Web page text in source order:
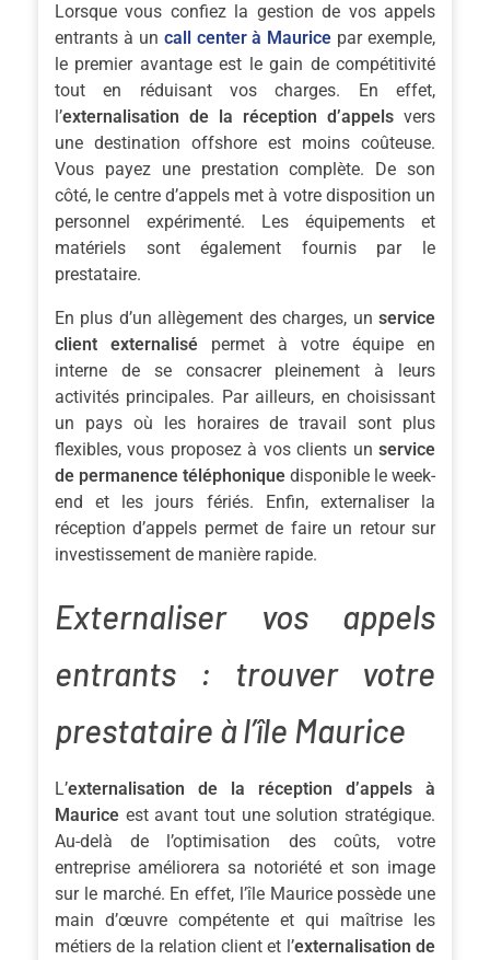
Lorsque vous confiez la gestion de vos appels
entrants à un call center à Maurice par exemple,
le premier avantage est le gain de compétitivité
tout en réduisant vos charges. En effet,
l’externalisation de la réception d’appels vers
une destination offshore est moins coûteuse.
Vous payez une prestation complète. De son
côté, le centre d’appels met à votre disposition un
personnel expérimenté. Les équipements et
matériels sont également fournis par le
prestataire.
En plus d’un allègement des charges, un service
client externalisé permet à votre équipe en
interne de se consacrer pleinement à leurs
activités principales. Par ailleurs, en choisissant
un pays où les horaires de travail sont plus
flexibles, vous proposez à vos clients un service
de permanence téléphonique disponible le week-
end et les jours fériés. Enfin, externaliser la
réception d’appels permet de faire un retour sur
investissement de manière rapide.
Externaliser vos appels
entrants : trouver votre
prestataire à l’île Maurice
L’externalisation de la réception d’appels à
Maurice est avant tout une solution stratégique.
Au-delà de l’optimisation des coûts, votre
entreprise améliorera sa notoriété et son image
sur le marché. En effet, l’île Maurice possède une
main d’œuvre compétente et qui maîtrise les
métiers de la relation client et l’externalisation de